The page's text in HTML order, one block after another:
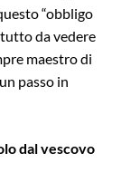
“obbligo
da vedere
maestro di
passo in
dal vescovo